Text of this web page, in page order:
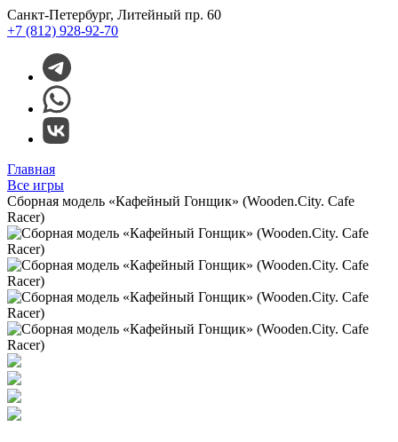
Санкт-Петербург, Литейный пр. 60
+7 (812) 928-92-70
Главная
Все игры
Сборная модель «Кафейный Гонщик» (Wooden.City. Cafe
Racer)